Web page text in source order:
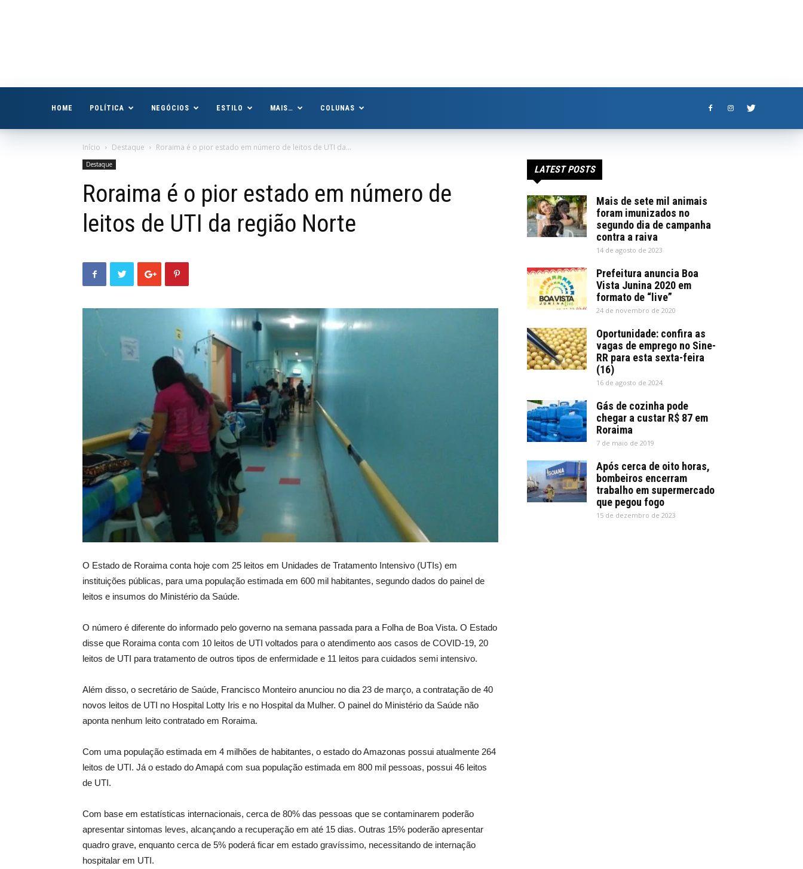
HOME POLÍTICA NEGÓCIOS ESTILO MAIS… COLUNAS
Início Destaque Roraima é o pior estado em número de leitos de UTI da...
Destaque
Roraima é o pior estado em número de
leitos de UTI da região Norte
O Estado de Roraima conta hoje com 25 leitos em Unidades de Tratamento Intensivo (UTIs) em
instituições públicas, para uma população estimada em 600 mil habitantes, segundo dados do painel de
leitos e insumos do Ministério da Saúde.
O número é diferente do informado pelo governo na semana passada para a Folha de Boa Vista. O Estado
disse que Roraima conta com 10 leitos de UTI voltados para o atendimento aos casos de COVID-19, 20
leitos de UTI para tratamento de outros tipos de enfermidade e 11 leitos para cuidados semi intensivo.
Além disso, o secretário de Saúde, Francisco Monteiro anunciou no dia 23 de março, a contratação de 40
novos leitos de UTI no Hospital Lotty Iris e no Hospital da Mulher. O painel do Ministério da Saúde não
aponta nenhum leito contratado em Roraima.
Com uma população estimada em 4 milhões de habitantes, o estado do Amazonas possui atualmente 264
leitos de UTI. Já o estado do Amapá com sua população estimada em 800 mil pessoas, possui 46 leitos
de UTI.
Com base em estatísticas internacionais, cerca de 80% das pessoas que se contaminarem poderão
apresentar sintomas leves, alcançando a recuperação em até 15 dias. Outras 15% poderão apresentar
quadro grave, enquanto cerca de 5% poderá ficar em estado gravíssimo, necessitando de internação
hospitalar em UTI.
LATEST POSTS
Mais de sete mil animais
foram imunizados no
segundo dia de campanha
contra a raiva
14 de agosto de 2023
Prefeitura anuncia Boa
Vista Junina 2020 em
formato de “live”
24 de novembro de 2020
Oportunidade: confira as
vagas de emprego no Sine-
RR para esta sexta-feira
(16)
16 de agosto de 2024
Gás de cozinha pode
chegar a custar R$ 87 em
Roraima
7 de maio de 2019
Após cerca de oito horas,
bombeiros encerram
trabalho em supermercado
que pegou fogo
15 de dezembro de 2023